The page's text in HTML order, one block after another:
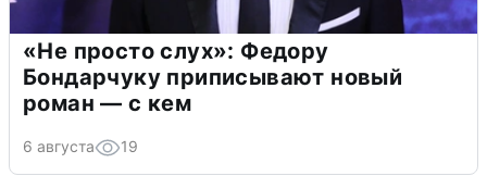
«Не просто слух»: Федору
Бондарчуку приписывают новый
роман — с кем
6 августа 19